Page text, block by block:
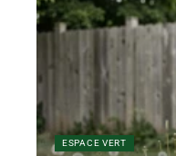
ESPACE VERT